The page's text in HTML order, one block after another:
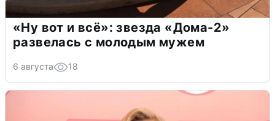
«Ну вот и всё»: звезда «Дома-2»
развелась с молодым мужем
6 августа 18